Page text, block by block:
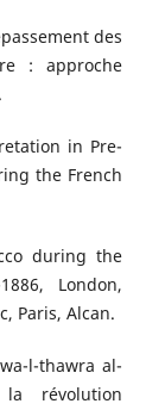
des
: approche
in Pre-
the French
during the
London,
Paris, Alcan.
l-thawra al-
révolution